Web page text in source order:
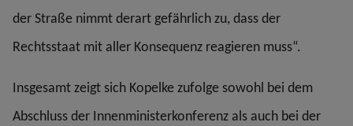
der Straße nimmt derart gefährlich zu, dass der
Rechtsstaat mit aller Konsequenz reagieren muss“.
Insgesamt zeigt sich Kopelke zufolge sowohl bei dem
Abschluss der Innenministerkonferenz als auch bei der